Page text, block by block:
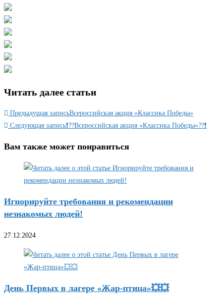
Читать далее статьи
Предыдущая записьВсероссийская акция «Классика Победы»
Следующая запись❗??Всероссийская акция «Классика Победы»??❗
Вам также может понравиться
Игнорируйте требования и рекомендации
незнакомых людей!
27.12.2024
День Первых в лагере «Жар-птица»💥💥